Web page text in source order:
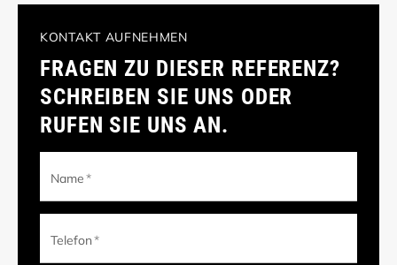
KONTAKT AUFNEHMEN
FRAGEN ZU DIESER REFERENZ?
SCHREIBEN SIE UNS ODER
RUFEN SIE UNS AN.
Name*
Telefon*